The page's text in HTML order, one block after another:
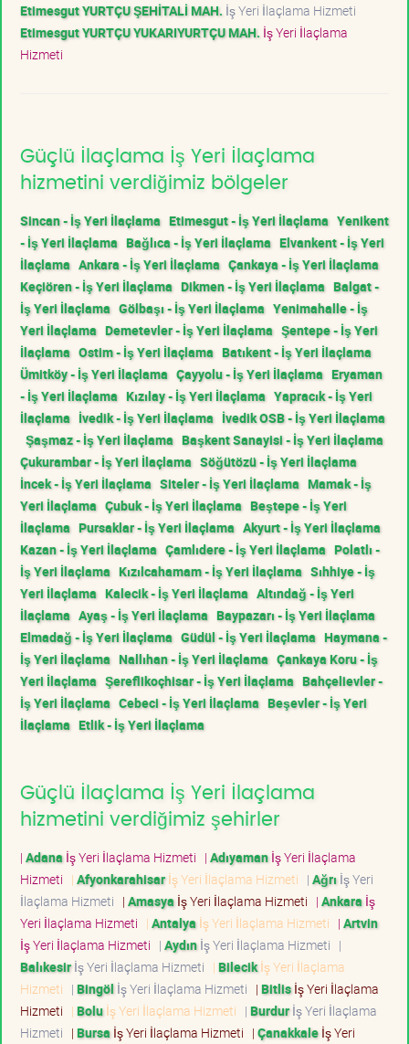
Etimesgut YURTÇU ŞEHİTALİ MAH. İş Yeri İlaçlama Hizmeti
Etimesgut YURTÇU YUKARIYURTÇU MAH. İş Yeri İlaçlama
Hizmeti
Güçlü İlaçlama İş Yeri İlaçlama
hizmetini verdiğimiz bölgeler
Sincan - İş Yeri İlaçlama Etimesgut - İş Yeri İlaçlama Yenikent
- İş Yeri İlaçlama Bağlıca - İş Yeri İlaçlama Elvankent - İş Yeri
İlaçlama Ankara - İş Yeri İlaçlama Çankaya - İş Yeri İlaçlama
Keçiören - İş Yeri İlaçlama Dikmen - İş Yeri İlaçlama Balgat -
İş Yeri İlaçlama Gölbaşı - İş Yeri İlaçlama Yenimahalle - İş
Yeri İlaçlama Demetevler - İş Yeri İlaçlama Şentepe - İş Yeri
İlaçlama Ostim - İş Yeri İlaçlama Batıkent - İş Yeri İlaçlama
Ümitköy - İş Yeri İlaçlama Çayyolu - İş Yeri İlaçlama Eryaman
- İş Yeri İlaçlama Kızılay - İş Yeri İlaçlama Yapracık - İş Yeri
İlaçlama İvedik - İş Yeri İlaçlama İvedik OSB - İş Yeri İlaçlama
Şaşmaz - İş Yeri İlaçlama Başkent Sanayisi - İş Yeri İlaçlama
Çukurambar - İş Yeri İlaçlama Söğütözü - İş Yeri İlaçlama
İncek - İş Yeri İlaçlama Siteler - İş Yeri İlaçlama Mamak - İş
Yeri İlaçlama Çubuk - İş Yeri İlaçlama Beştepe - İş Yeri
İlaçlama Pursaklar - İş Yeri İlaçlama Akyurt - İş Yeri İlaçlama
Kazan - İş Yeri İlaçlama Çamlıdere - İş Yeri İlaçlama Polatlı -
İş Yeri İlaçlama Kızılcahamam - İş Yeri İlaçlama Sıhhiye - İş
Yeri İlaçlama Kalecik - İş Yeri İlaçlama Altındağ - İş Yeri
İlaçlama Ayaş - İş Yeri İlaçlama Baypazarı - İş Yeri İlaçlama
Elmadağ - İş Yeri İlaçlama Güdül - İş Yeri İlaçlama Haymana -
İş Yeri İlaçlama Nallıhan - İş Yeri İlaçlama Çankaya Koru - İş
Yeri İlaçlama Şereflikoçhisar - İş Yeri İlaçlama Bahçelievler -
İş Yeri İlaçlama Cebeci - İş Yeri İlaçlama Beşevler - İş Yeri
İlaçlama Etlik - İş Yeri İlaçlama
Güçlü İlaçlama İş Yeri İlaçlama
hizmetini verdiğimiz şehirler
| Adana İş Yeri İlaçlama Hizmeti | Adıyamanİş Yeri İlaçlama
Hizmeti | Afyonkarahisarİş Yeri İlaçlama Hizmeti | Ağrı İş Yeri
İlaçlama Hizmeti | Amasya İş Yeri İlaçlama Hizmeti | Ankara İş
Yeri İlaçlama Hizmeti | Antalya İş Yeri İlaçlama Hizmeti | Artvin
İş Yeri İlaçlama Hizmeti | Aydınİş Yeri İlaçlama Hizmeti |
Balıkesirİş Yeri İlaçlama Hizmeti | Bilecikİş Yeri İlaçlama
Hizmeti | Bingöl İş Yeri İlaçlama Hizmeti | Bitlisİş Yeri İlaçlama
Hizmeti | Boluİş Yeri İlaçlama Hizmeti | Burdurİş Yeri İlaçlama
Hizmeti | Bursa İş Yeri İlaçlama Hizmeti | Çanakkaleİş Yeri